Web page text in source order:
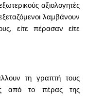
αξιολογητές
λαμβάνουν
είτε πέρασαν είτε
τη γραπτή τους
από το πέρας της